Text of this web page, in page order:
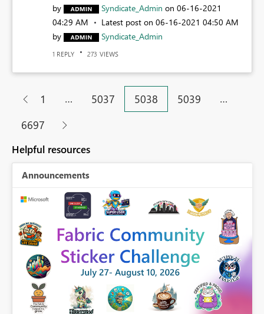
by Syndicate_Admin on ‎06-16-2021
04:29 AM
Latest post on ‎06-16-2021 04:50 AM
by
Syndicate_Admin
1 REPLY 273 VIEWS
1 … 5037 5038 5039
…
6697
Helpful resources
Announcements